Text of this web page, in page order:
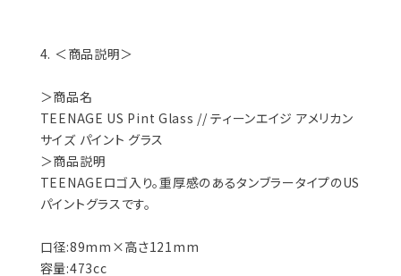
4. ＜商品説明＞
＞商品名
TEENAGE US Pint Glass // ティーンエイジ アメリカン
サイズ パイント グラス
＞商品説明
TEENAGEロゴ入り。重厚感のあるタンブラータイプのUS
パイントグラスです。
口径:89mm×高さ121mm
容量:473cc